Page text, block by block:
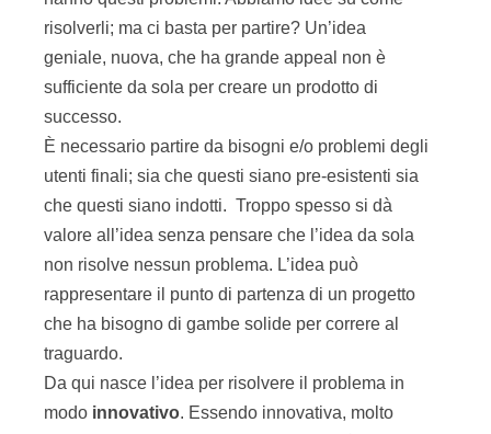
risolverli; ma ci basta per partire? Un’idea
geniale, nuova, che ha grande appeal non è
sufficiente da sola per creare un prodotto di
successo.
È necessario partire da bisogni e/o problemi degli
utenti finali; sia che questi siano pre-esistenti sia
che questi siano indotti. Troppo spesso si dà
valore all’idea senza pensare che l’idea da sola
non risolve nessun problema. L’idea può
rappresentare il punto di partenza di un progetto
che ha bisogno di gambe solide per correre al
traguardo.
Da qui nasce l’idea per risolvere il problema in
modo innovativo. Essendo innovativa, molto